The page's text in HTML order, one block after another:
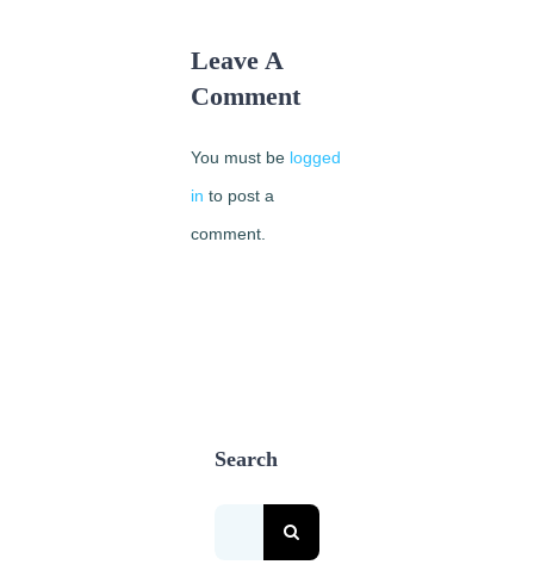
Leave A
Comment
You must be logged
in to post a
comment.
Search